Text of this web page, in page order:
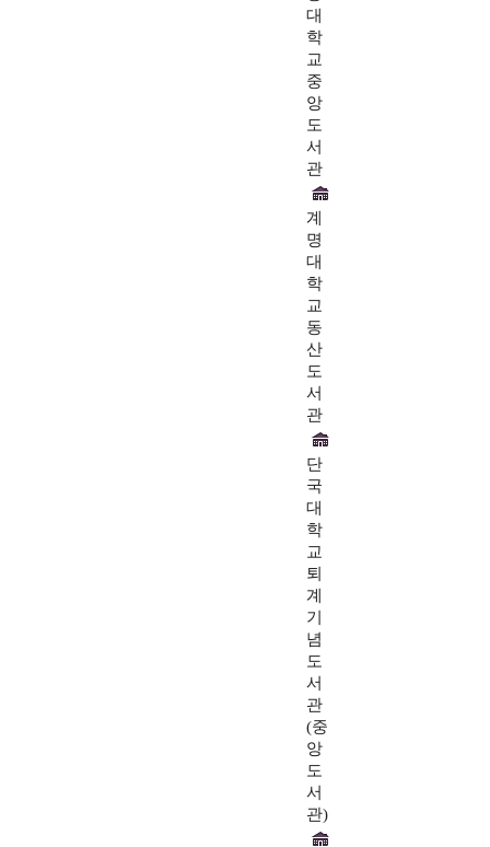
대
학
교
중
앙
도
서
관
계
명
대
학
교
동
산
도
서
관
단
국
대
학
교
퇴
계
기
념
도
서
관
(중
앙
도
서
관)